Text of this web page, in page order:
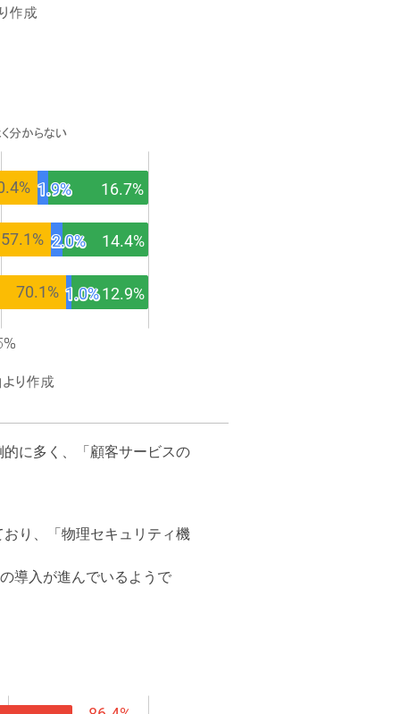
的に多く、「顧客サービスの
おり、「物理セキュリティ機
導入が進んでいるようで